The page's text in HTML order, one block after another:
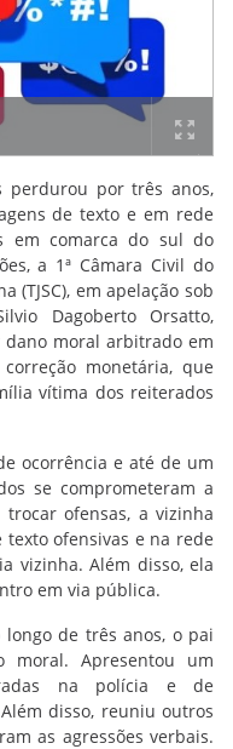
perdurou por três anos,
de texto e em rede
em comarca do sul do
a 1ª Câmara Civil do
(TJSC), em apelação sob
Dagoberto Orsatto,
moral arbitrado em
monetária, que
vítima dos reiterados
ocorrência e até de um
se comprometeram a
ofensas, a vizinha
ofensivas e na rede
vizinha. Além disso, ela
em via pública.
de três anos, o pai
moral. Apresentou um
na polícia e de
disso, reuniu outros
as agressões verbais.